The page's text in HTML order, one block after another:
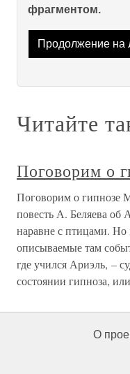
фрагментом.
Продолжение на
Читайте
Поговорим о
Поговорим о гипнозе
повесть А. Беляева об
наравне с птицами. Но
описываемые там
где учился Ариэль, –
состоянии гипноза,
О